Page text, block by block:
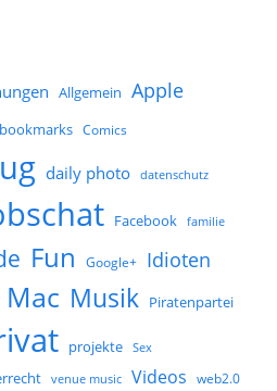
Allgemein Apple
bookmarks Comics
daily photo datenschutz
Facebook familie
Fun Google+ Idioten
Mac Musik Piratenpartei
projekte Sex
venue music Videos web2.0